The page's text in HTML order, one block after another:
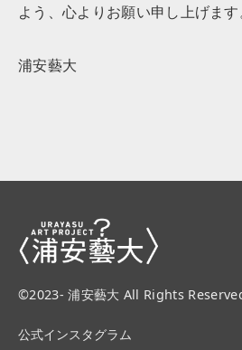
よう、心よりお願い申し上げます
浦安藝大
©2023- 浦安藝大 All Rights
公式インスタグラム